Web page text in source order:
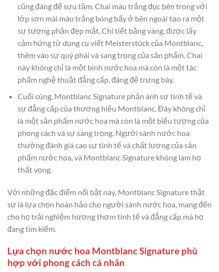
cũng đáng để sưu tầm. Chai màu trắng đục bên trong với
lớp sơn mài màu trắng bóng bẩy ở bên ngoài tạo ra một
sự tương phản đẹp mắt. Chi tiết bằng vàng, được lấy
cảm hứng từ dụng cụ viết Meisterstück của Montblanc,
thêm vào sự quý phái và sang trọng của sản phẩm. Chai
này không chỉ là một bình nước hoa mà còn là một tác
phẩm nghệ thuật đẳng cấp, đáng để trưng bày.
Cuối cùng, Montblanc Signature phản ánh sự tinh tế và
sự đẳng cấp của thương hiệu Montblanc. Đây không chỉ
là một sản phẩm nước hoa mà còn là một biểu tượng của
phong cách và sự sang trọng. Người sành nước hoa
thường đánh giá cao sự tinh tế và chất lượng của sản
phẩm nước hoa, và Montblanc Signature không làm họ
thất vọng.
Với những đặc điểm nổi bật này, Montblanc Signature thật
sự là lựa chọn hoàn hảo cho người sành nước hoa, mang đến
cho họ trải nghiệm hương thơm tinh tế và đẳng cấp mà họ
đang tìm kiếm.
Lựa chọn nước hoa Montblanc Signature phù
hợp với phong cách cá nhân